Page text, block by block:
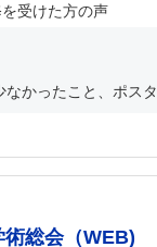
受けた方の声
かったこと、ポス
総会（WEB)